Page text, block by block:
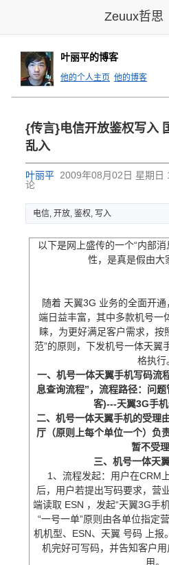
Zeuux哲思
叶丽平的博客
他的个人主页 他的博客
{传言}电信开放鉴权写入
乱入
叶丽平 2009年08月02日 星期日
论
电信, 开放, 鉴权, 写入
以下是网上盛传的一个“内部
性，是真是假由大
随着 天翼3G 业务的全面开通
端日益丰富，其中多款机号一
睐，为更好满足客户需求，按
范”的原则，下发机号一体天翼
格执行
一、机号一体天翼手机写码流
息查询流程”，流程路径：问
客)---天翼3G手机
二、机号一体天翼手机的受理
厅（原则上每个单位一个）负
暂不受理
三、机号一体天
1、流程发起：用户在CRM
后，用户若提出写码要求，营
端读取 ESN ，发起“天翼3G手
“一号一单”原则由各单位指定
机机型、ESN、天翼 号码
上
机完好可写码，并告知客户
用。